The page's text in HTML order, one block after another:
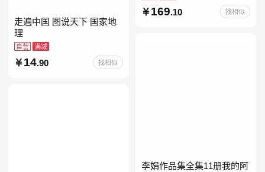
169.10 找相似
走遍中国 图说天下 国家地
理
自营 满减
14.90 找相似
李娟作品集全集11册我的阿